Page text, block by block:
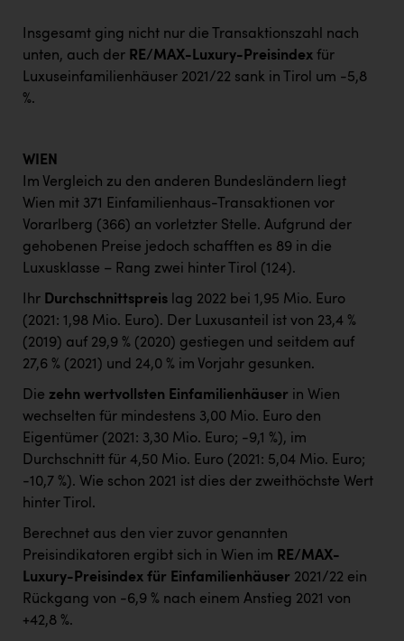
Insgesamt ging nicht nur die Transaktionszahl nach
unten, auch der RE/MAX-Luxury-Preisindex für
Luxuseinfamilienhäuser 2021/22 sank in Tirol um -5,8
%.
WIEN
Im Vergleich zu den anderen Bundesländern liegt
Wien mit 371 Einfamilienhaus-Transaktionen vor
Vorarlberg (366) an vorletzter Stelle. Aufgrund der
gehobenen Preise jedoch schafften es 89 in die
Luxusklasse – Rang zwei hinter Tirol (124).
Ihr Durchschnittspreis lag 2022 bei 1,95 Mio. Euro
(2021: 1,98 Mio. Euro). Der Luxusanteil ist von 23,4 %
(2019) auf 29,9 % (2020) gestiegen und seitdem auf
27,6 % (2021) und 24,0 % im Vorjahr gesunken.
Die zehn wertvollsten Einfamilienhäuser in Wien
wechselten für mindestens 3,00 Mio. Euro den
Eigentümer (2021: 3,30 Mio. Euro; -9,1 %), im
Durchschnitt für 4,50 Mio. Euro (2021: 5,04 Mio. Euro;
-10,7 %). Wie schon 2021 ist dies der zweithöchste Wert
hinter Tirol.
Berechnet aus den vier zuvor genannten
Preisindikatoren ergibt sich in Wien im RE/MAX-
Luxury-Preisindex für Einfamilienhäuser 2021/22 ein
Rückgang von -6,9 % nach einem Anstieg 2021 von
+42,8 %.